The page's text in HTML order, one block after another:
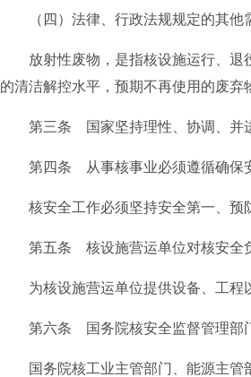
（四）法律、行政法规规定的其他
放射性废物，是指核设施运行、退
的清洁解控水平，预期不再使用的废弃
第三条 国家坚持理性、协调、并进
第四条 从事核事业必须遵循确保安
核安全工作必须坚持安全第一、预防
第五条 核设施营运单位对核安全负
为核设施营运单位提供设备、工程
第六条 国务院核安全监督管理部门
国务院核工业主管部门、能源主管部